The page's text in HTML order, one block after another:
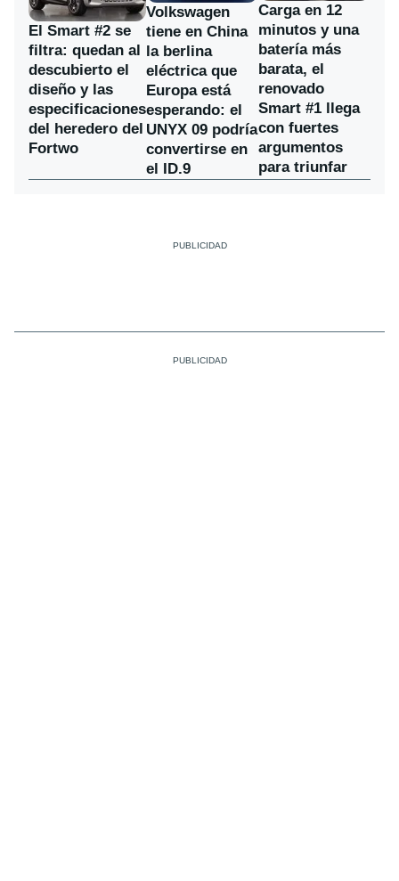
El Smart #2 se
filtra: quedan al
descubierto el
diseño y las
especificaciones
del heredero del
Fortwo
Volkswagen
tiene en China
la berlina
eléctrica que
Europa está
esperando: el
UNYX 09 podría
convertirse en
el ID.9
Carga en 12
minutos y una
batería más
barata, el
renovado
Smart #1 llega
con fuertes
argumentos
para triunfar